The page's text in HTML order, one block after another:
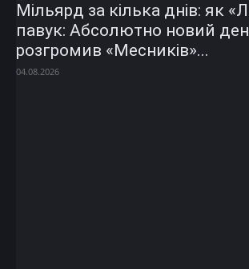
Мільярд за кілька днів: як
павук: Абсолютно новий
розгромив «Месників»...
04.08.2026